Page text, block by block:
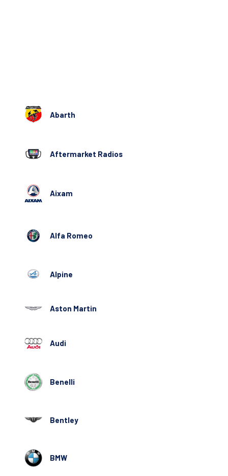
Abarth
Aftermarket Radios
Aixam
Alfa Romeo
Alpine
Aston Martin
Audi
Benelli
Bentley
BMW